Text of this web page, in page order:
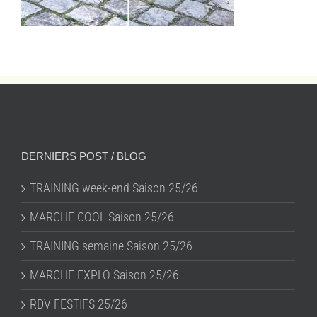
DERNIERS POST / BLOG
TRAINING week-end Saison 25/26
MARCHE COOL Saison 25/26
TRAINING semaine Saison 25/26
MARCHE EXPLO Saison 25/26
RDV FESTIFS 25/26